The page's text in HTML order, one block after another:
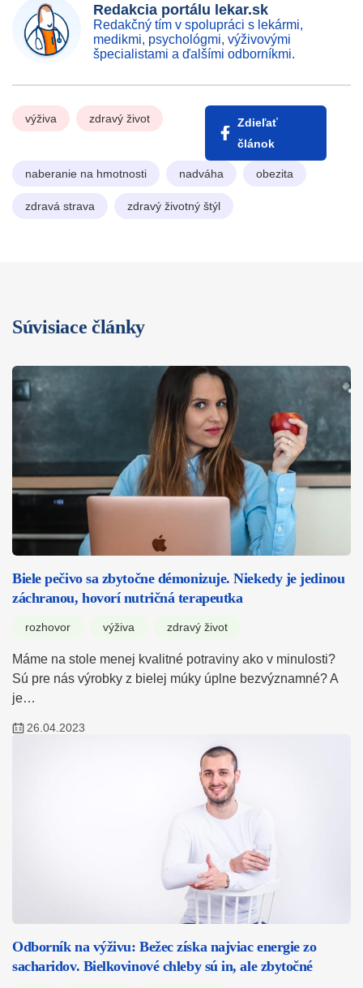
Redakcia portálu lekar.sk
Redakčný tím v spolupráci s lekármi,
medikmi, psychológmi, výživovými
špecialistami a ďalšími odborníkmi.
výživa zdravý život
Zdieľať
článok
naberanie na hmotnosti nadváha obezita
zdravá strava zdravý životný štýl
Súvisiace články
Biele pečivo sa zbytočne démonizuje. Niekedy je jedinou
záchranou, hovorí nutričná terapeutka
rozhovor výživa zdravý život
Máme na stole menej kvalitné potraviny ako v minulosti?
Sú pre nás výrobky z bielej múky úplne bezvýznamné? A
je…
26.04.2023
Odborník na výživu: Bežec získa najviac energie zo
sacharidov. Bielkovinové chleby sú in, ale zbytočné